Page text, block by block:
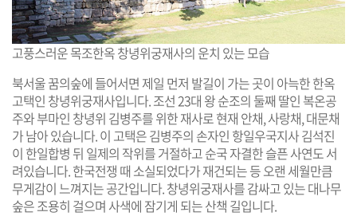
고풍스러운 목조한옥 창녕위궁재사의 운치 있는 모습
북서울 꿈의숲에 들어서면 제일 먼저 발길이 가는 곳이 아늑한 한옥
고택인 창녕위궁재사입니다. 조선 23대 왕 순조의 둘째 딸인 복온공
주와 부마인 창녕위 김병주를 위한 재사로 현재 안채, 사랑채, 대문채
가 남아 있습니다. 이 고택은 김병주의 손자인 항일우국지사 김석진
이 한일합병 뒤 일제의 작위를 거절하고 순국 자결한 슬픈 사연도 서
려있습니다. 한국전쟁 때 소실되었다가 재건되는 등 오랜 세월만큼
무게감이 느껴지는 공간입니다. 창녕위궁재사를 감싸고 있는 대나무
숲은 조용히 걸으며 사색에 잠기게 되는 산책 길입니다.